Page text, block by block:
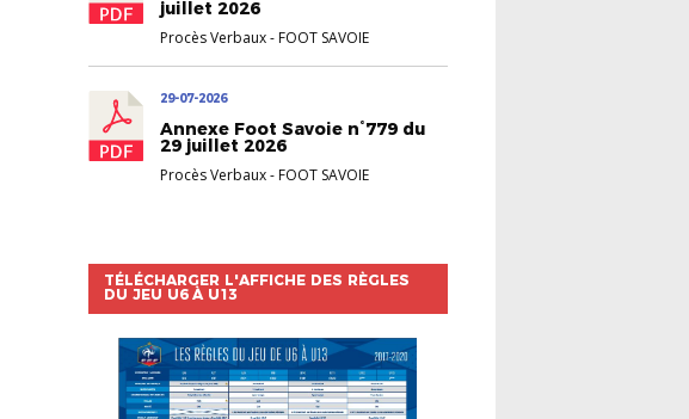
juillet 2026
Procès Verbaux- FOOT SAVOIE
29-07-2026
Annexe Foot Savoie n°779 du
29 juillet 2026
Procès Verbaux- FOOT SAVOIE
TÉLÉCHARGER L'AFFICHE DES RÈGLES
DU JEU U6 À U13